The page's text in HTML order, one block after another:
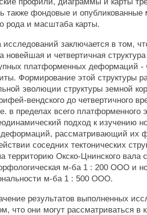
также фондовые и
рода и масштаба карты.
исследований заключается в том,
новейшая и четвертичная
платформенных деформаций -
Формирование этой структуры
эволюции структуры земной
вендского до четвертичного
в пределах всего платформенного
подход к изучению
рассматривающий их
соседних тектонических
территорию Окско-Цнинского вала
м-ба 1 : 200 ООО и
м-ба 1 : 500 ООО.
результатов выполненных
что они могут рассматриваться в